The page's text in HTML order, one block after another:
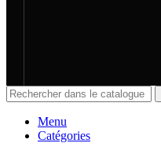
Menu
Catégories